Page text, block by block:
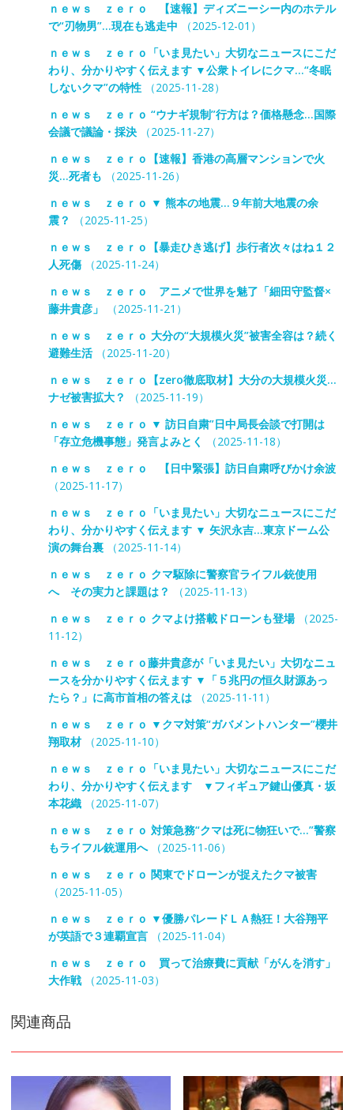
ｎｅｗｓ ｚｅｒｏ 【速報】ディズニーシー内のホテル
で“刃物男”…現在も逃走中 （2025-12-01）
ｎｅｗｓ ｚｅｒｏ「いま見たい」大切なニュースにこだ
わり、分かりやすく伝えます ▼公衆トイレにクマ…“冬眠
しないクマ”の特性（2025-11-28）
ｎｅｗｓ ｚｅｒｏ “ウナギ規制”行方は？価格懸念…国際
会議で議論・採決（2025-11-27）
ｎｅｗｓ ｚｅｒｏ【速報】香港の高層マンションで火
災…死者も （2025-11-26）
ｎｅｗｓ ｚｅｒｏ ▼ 熊本の地震…９年前大地震の余
震？
（2025-11-25）
ｎｅｗｓ ｚｅｒｏ【暴走ひき逃げ】歩行者次々はね１２
人死傷（2025-11-24）
ｎｅｗｓ ｚｅｒｏ アニメで世界を魅了「細田守監督×
藤井貴彦」
（2025-11-21）
ｎｅｗｓ ｚｅｒｏ 大分の“大規模火災”被害全容は？続く
避難生活（2025-11-20）
ｎｅｗｓ ｚｅｒｏ【zero徹底取材】大分の大規模火災…
ナゼ被害拡大？
（2025-11-19）
ｎｅｗｓ ｚｅｒｏ ▼ 訪日自粛”日中局長会談で打開は
「存立危機事態」発言よみとく
（2025-11-18）
ｎｅｗｓ ｚｅｒｏ 【日中緊張】訪日自粛呼びかけ余波
（2025-11-17）
ｎｅｗｓ ｚｅｒｏ「いま見たい」大切なニュースにこだ
わり、分かりやすく伝えます ▼ 矢沢永吉…東京ドーム公
演の舞台裏（2025-11-14）
ｎｅｗｓ ｚｅｒｏ クマ駆除に警察官ライフル銃使用
へ その実力と課題は？
（2025-11-13）
ｎｅｗｓ ｚｅｒｏ クマよけ搭載ドローンも登場（2025-
11-12）
ｎｅｗｓ ｚｅｒｏ藤井貴彦が「いま見たい」大切なニュ
ースを分かりやすく伝えます ▼「５兆円の恒久財源あっ
たら？」に高市首相の答えは（2025-11-11）
ｎｅｗｓ ｚｅｒｏ ▼クマ対策“ガバメントハンター”櫻井
翔取材（2025-11-10）
ｎｅｗｓ ｚｅｒｏ「いま見たい」大切なニュースにこだ
わり、分かりやすく伝えます ▼フィギュア鍵山優真・坂
本花織（2025-11-07）
ｎｅｗｓ ｚｅｒｏ 対策急務“クマは死に物狂いで…”警察
もライフル銃運用へ（2025-11-06）
ｎｅｗｓ ｚｅｒｏ 関東でドローンが捉えたクマ被害
（2025-11-05）
ｎｅｗｓ ｚｅｒｏ ▼優勝パレードＬＡ熱狂！大谷翔平
が英語で３連覇宣言（2025-11-04）
ｎｅｗｓ ｚｅｒｏ 買って治療費に貢献「がんを消す」
大作戦（2025-11-03）
関連商品